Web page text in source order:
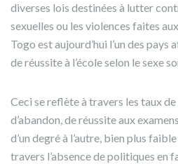
diverses lois destinées à lutter
sexuelles ou les violences faites
Togo est aujourd’hui l’un des pays
de réussite à l’école selon le sexe
Ceci se reflète à travers les taux
d’abandon, de réussite aux
d’un degré à l’autre, bien plus
travers l’absence de politiques en